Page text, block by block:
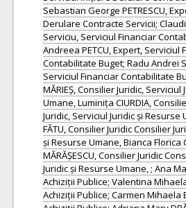
Sebastian George PETRESCU,
Derulare Contracte Servicii;
Serviciu, Serviciul Financiar
Andreea PETCU, Expert, Serviciul
Contabilitate Buget; Radu Andrei
Serviciul Financiar Contabilitate
MĂRIEȘ, Consilier Juridic, Serviciul
Umane, Luminița CIURDIA,
Juridic, Serviciul Juridic și Resurse
FĂTU, Consilier Juridic Consilier
și Resurse Umane, Bianca Florica
MĂRĂȘESCU, Consilier Juridic
Juridic și Resurse Umane, ; Ana
Achiziții Publice; Valentina
Achiziții Publice; Carmen Mihaela